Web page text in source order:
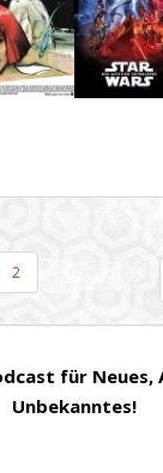
2
für Neues,
Unbekanntes!